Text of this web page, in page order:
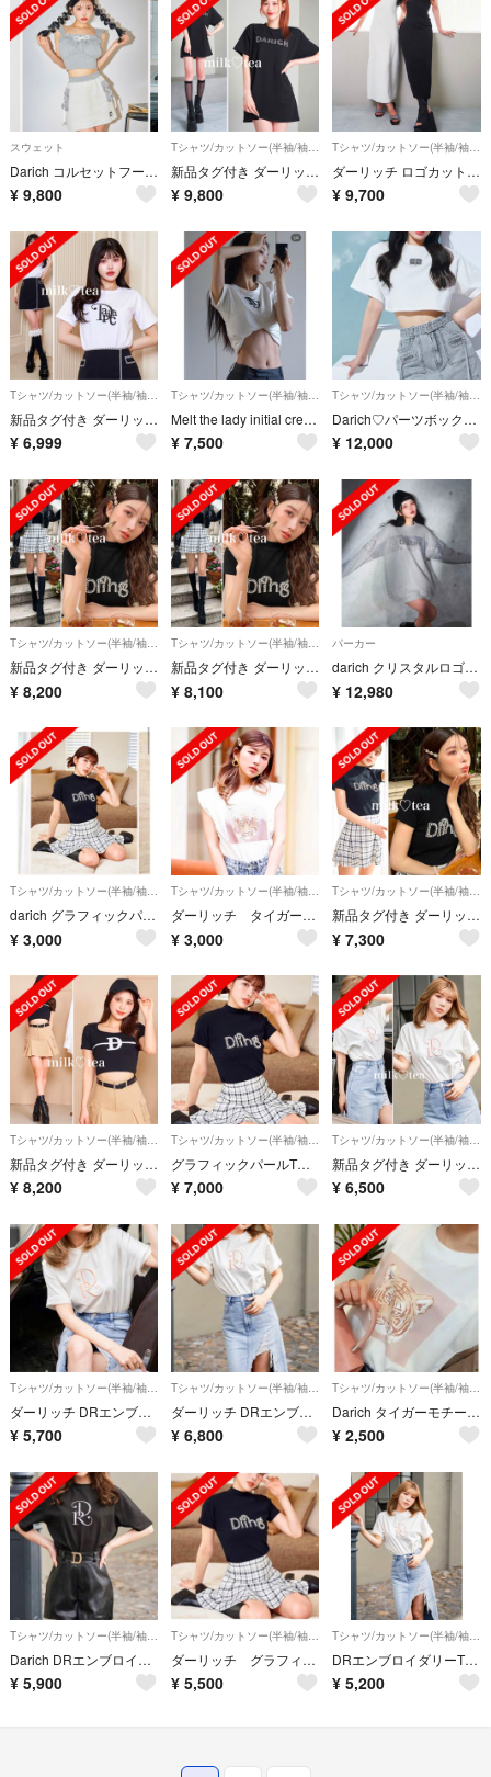
スウェット
Darich コルセットフードスウェットトップス
¥ 9,800
Tシャツ/カットソー(半袖/袖なし)
新品タグ付き ダーリッチ ロゴビッグTシャツ ブラック
¥ 9,800
Tシャツ/カットソー(半袖/袖なし)
ダーリッチ ロゴカットロングワンピース ブラック
¥ 9,700
Tシャツ/カットソー(半袖/袖なし)
新品タグ付き ダーリッチ モノグラムTシャツ ホワイト
¥ 6,999
Tシャツ/カットソー(半袖/袖なし)
Melt the lady initial crew neck T-shirt
¥ 7,500
Tシャツ/カットソー(半袖/袖なし)
Darich♡パーツボックスショートTシャツ♡新品未使用タグ付き
¥ 12,000
Tシャツ/カットソー(半袖/袖なし)
新品タグ付き ダーリッチ グラフィックパールTシャツ ブラック 黒 free
¥ 8,200
Tシャツ/カットソー(半袖/袖なし)
新品タグ付き ダーリッチ グラフィックパールTシャツ ブラック 黒 free
¥ 8,100
パーカー
darich クリスタルロゴプルオーバー
¥ 12,980
Tシャツ/カットソー(半袖/袖なし)
darich グラフィックパールTシャツ
¥ 3,000
Tシャツ/カットソー(半袖/袖なし)
ダーリッチ タイガーモチーフTシャツ
¥ 3,000
Tシャツ/カットソー(半袖/袖なし)
新品タグ付き ダーリッチ グラフィックパールTシャツ フリー ブラック F黒
¥ 7,300
新品タグ付き ダーリッチ Dロゴコンパクトトップス Tシャツ ブラック 黒 F
¥ 8,200
グラフィックパールTシャツ darich ブラック
¥ 7,000
新品タグ付き ダーリッチ DRエンブロイダリーTシャツ ホワイト 白 white
¥ 6,500
ダーリッチ DRエンブロイダリーTシャツ
¥ 5,700
ダーリッチ DRエンブロイダリーTシャツ
¥ 6,800
Darich タイガーモチーフTシャツ ピンク
¥ 2,500
Tシャツ/カットソー(半袖/袖なし)
Darich DRエンブロイダリーTシャツ
¥ 5,900
Tシャツ/カットソー(半袖/袖なし)
ダーリッチ グラフィックパールTシャツ
¥ 5,500
Tシャツ/カットソー(半袖/袖なし)
DRエンブロイダリーTシャツ ダーリッチ
¥ 5,200